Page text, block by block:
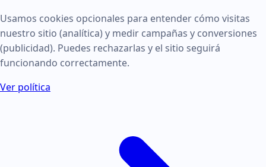
Usamos cookies opcionales para entender cómo visitas
nuestro sitio (analítica) y medir campañas y conversiones
(publicidad). Puedes rechazarlas y el sitio seguirá
funcionando correctamente.
Ver política